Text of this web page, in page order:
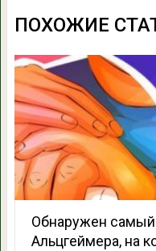
ПОХОЖИЕ
Обнаружен самый
Альцгеймера, на